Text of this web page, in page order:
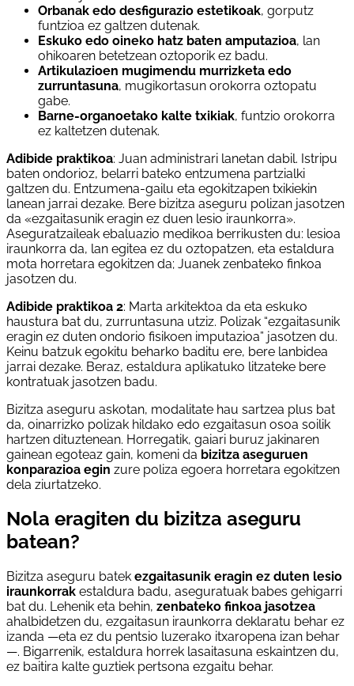
Orbanak edo desfigurazio estetikoak, gorputz
funtzioa ez galtzen dutenak.
Eskuko edo oineko hatz baten amputazioa, lan
ohikoaren betetzean oztoporik ez badu.
Artikulazioen mugimendu murrizketa edo
zurruntasuna, mugikortasun orokorra oztopatu
gabe.
Barne-organoetako kalte txikiak, funtzio orokorra
ez kaltetzen dutenak.
Adibide praktikoa: Juan administrari lanetan dabil. Istripu
baten ondorioz, belarri bateko entzumena partzialki
galtzen du. Entzumena-gailu eta egokitzapen txikiekin
lanean jarrai dezake. Bere bizitza aseguru polizan jasotzen
da «ezgaitasunik eragin ez duen lesio iraunkorra».
Aseguratzaileak ebaluazio medikoa berrikusten du: lesioa
iraunkorra da, lan egitea ez du oztopatzen, eta estaldura
mota horretara egokitzen da; Juanek zenbateko finkoa
jasotzen du.
Adibide praktikoa 2: Marta arkitektoa da eta eskuko
haustura bat du, zurruntasuna utziz. Polizak “ezgaitasunik
eragin ez duten ondorio fisikoen imputazioa” jasotzen du.
Keinu batzuk egokitu beharko baditu ere, bere lanbidea
jarrai dezake. Beraz, estaldura aplikatuko litzateke bere
kontratuak jasotzen badu.
Bizitza aseguru askotan, modalitate hau sartzea plus bat
da, oinarrizko polizak hildako edo ezgaitasun osoa soilik
hartzen dituztenean. Horregatik, gaiari buruz jakinaren
gainean egoteaz gain, komeni da bizitza aseguruen
konparazioa egin zure poliza egoera horretara egokitzen
dela ziurtatzeko.
Nola eragiten du bizitza aseguru
batean?
Bizitza aseguru batek ezgaitasunik eragin ez duten lesio
iraunkorrak estaldura badu, aseguratuak babes gehigarri
bat du. Lehenik eta behin, zenbateko finkoa jasotzea
ahalbidetzen du, ezgaitasun iraunkorra deklaratu behar ez
izanda —eta ez du pentsio luzerako itxaropena izan behar
—. Bigarrenik, estaldura horrek lasaitasuna eskaintzen du,
ez baitira kalte guztiek pertsona ezgaitu behar.